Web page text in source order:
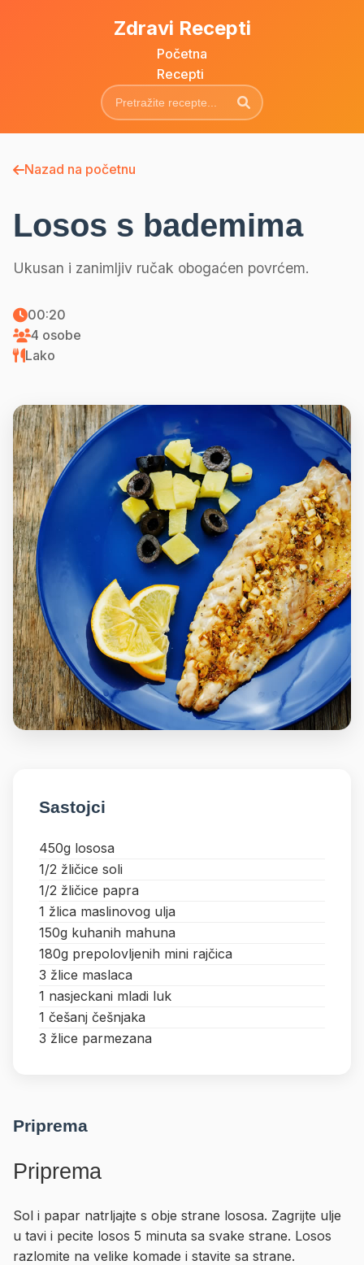
Zdravi Recepti
Početna
Recepti
Nazad na početnu
Losos s bademima
Ukusan i zanimljiv ručak obogaćen povrćem.
00:20
4 osobe
Lako
Sastojci
450g lososa
1/2 žličice soli
1/2 žličice papra
1 žlica maslinovog ulja
150g kuhanih mahuna
180g prepolovljenih mini rajčica
3 žlice maslaca
1 nasjeckani mladi luk
1 češanj češnjaka
3 žlice parmezana
Priprema
Priprema
Sol i papar natrljajte s obje strane lososa. Zagrijte ulje
u tavi i pecite losos 5 minuta sa svake strane. Losos
razlomite na velike komade i stavite sa strane.